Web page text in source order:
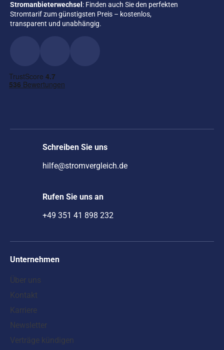
Stromanbieterwechsel : Finden auch Sie den perfekten
Stromtarif zum günstigsten Preis – kostenlos,
transparent und unabhängig.
Schreiben Sie uns
hilfe@stromvergleich.de
Rufen Sie uns an
+49 351 41 898 232
Unternehmen
Über uns
Kontakt
Karriere
Newsletter
Verträge kündigen